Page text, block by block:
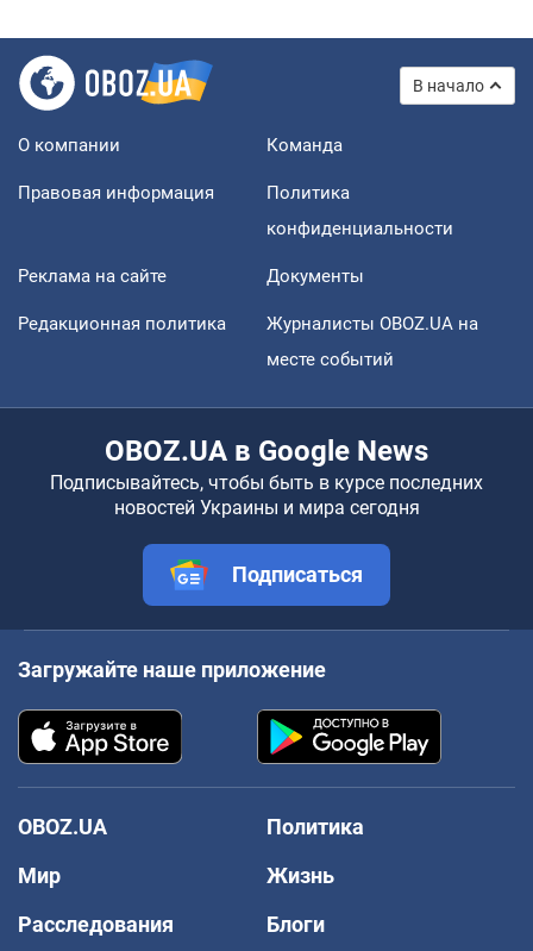
В начало
О компании Команда
Правовая информация
Политика
конфиденциальности
Реклама на сайте Документы
Редакционная политика
Журналисты OBOZ.UA на
месте событий
OBOZ.UA в Google News
Подписывайтесь, чтобы быть в курсе последних
новостей Украины и мира сегодня
Подписаться
Загружайте наше приложение
OBOZ.UA
Политика
Мир
Жизнь
Расследования
Блоги